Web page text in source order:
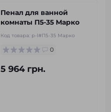
Пенал для ванной
комнаты П5-35 Марко
Код товара: p-l#П5-35 Марко
0
5 964 грн.